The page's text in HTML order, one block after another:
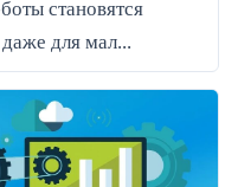
становятся
для мал...